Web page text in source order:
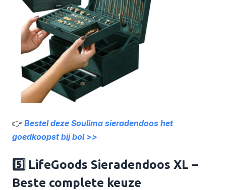
👉 Bestel deze Soulima sieradendoos het
goedkoopst bij bol >>
5️⃣ LifeGoods Sieradendoos XL –
Beste complete keuze